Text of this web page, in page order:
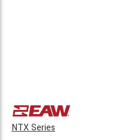
NTX Series